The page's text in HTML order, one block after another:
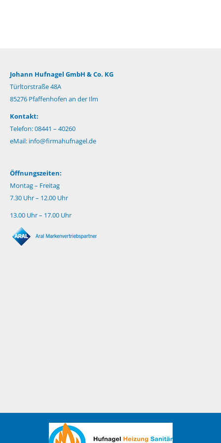
Johann Hufnagel GmbH & Co. KG
Türltorstraße 48A
85276 Pfaffenhofen an der Ilm
Kontakt:
Telefon: 08441 – 40260
eMail: info@firmahufnagel.de
Öffnungszeiten:
Montag – Freitag
7.30 Uhr – 12.00 Uhr
13.00 Uhr – 17.00 Uhr